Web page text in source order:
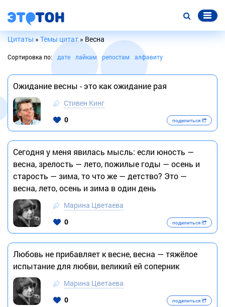
Цитаты » Темы цитат» Весна
Сортировка по: дате лайкам репостам алфавиту
Ожидание весны - это как ожидание рая
Стивен Кинг
0
поделиться
Сегодня у меня явилась мысль: если юность —
весна, зрелость — лето, пожилые годы — осень и
старость — зима, то что же — детство? Это —
весна, лето, осень и зима в один день
Марина Цветаева
0
поделиться
Любовь не прибавляет к весне, весна — тяжёлое
испытание для любви, великий ей соперник
Марина Цветаева
0
поделиться